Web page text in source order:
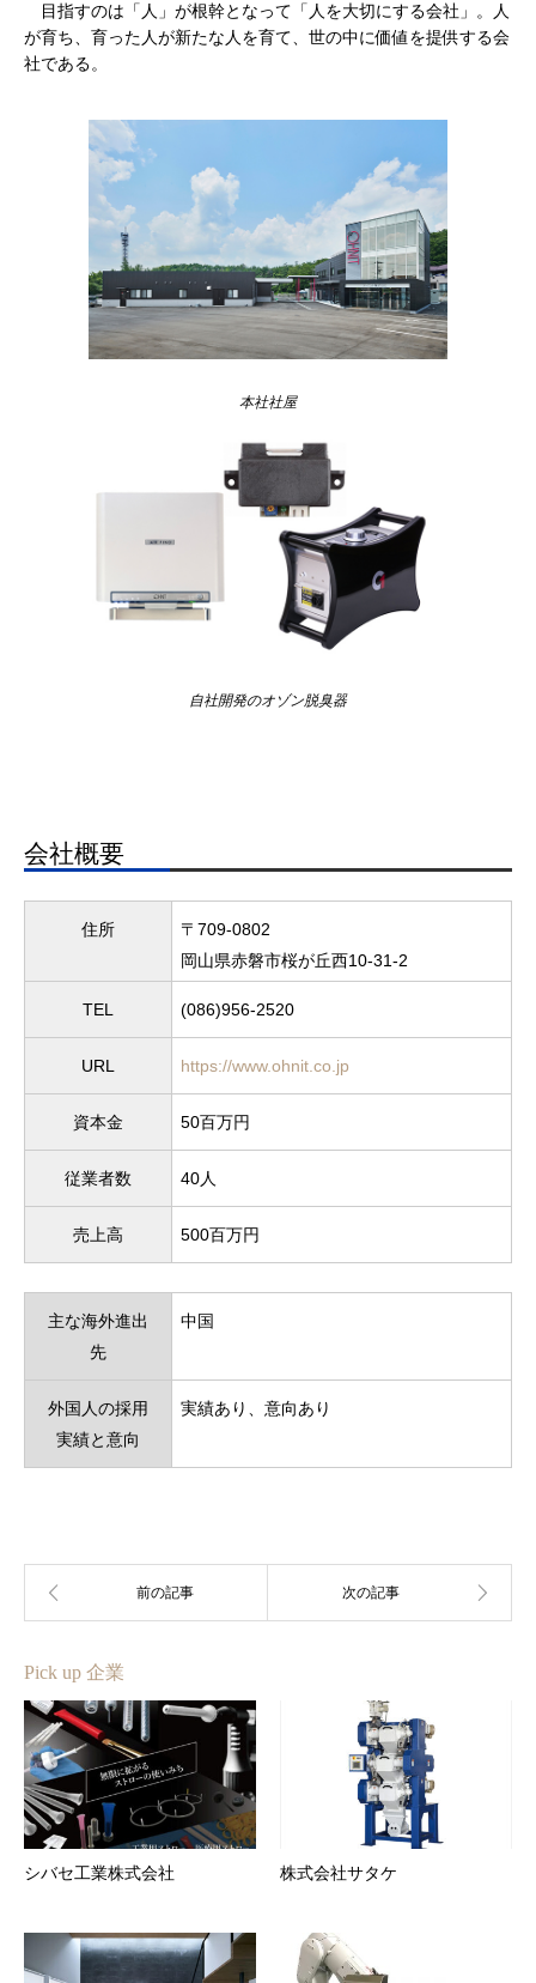
目指すのは「人」が根幹となって「人を大切にする会社」。人
が育ち、育った人が新たな人を育て、世の中に価値を提供する会
社である。
本社社屋
自社開発のオゾン脱臭器
会社概要
住所
〒709-0802
岡山県赤磐市桜が丘西10-31-2
TEL (086)956-2520
URL https://www.ohnit.co.jp
資本金 50百万円
従業者数 40人
売上高 500百万円
主な海外進出
先
中国
外国人の採用
実績と意向
実績あり、意向あり
Pick up 企業
シバセ工業株式会社 株式会社サタケ